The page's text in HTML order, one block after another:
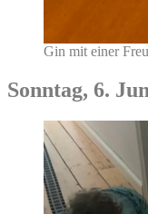
Gin mit einer
Sonntag, 6.